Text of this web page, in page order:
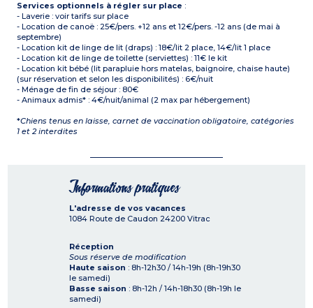
Services optionnels à régler sur place :
- Laverie : voir tarifs sur place
- Location de canoë : 25€/pers. +12 ans et 12€/pers. -12 ans (de mai à
septembre)
- Location kit de linge de lit (draps) : 18€/lit 2 place, 14€/lit 1 place
- Location kit de linge de toilette (serviettes) : 11€ le kit
- Location kit bébé (lit parapluie hors matelas, baignoire, chaise haute)
(sur réservation et selon les disponibilités) : 6€/nuit
- Ménage de fin de séjour : 80€
- Animaux admis* : 4€/nuit/animal (2 max par hébergement)
*Chiens tenus en laisse, carnet de vaccination obligatoire, catégories
1 et 2 interdites
Informations pratiques
L'adresse de vos vacances
1084 Route de Caudon 24200 Vitrac
Réception
Sous réserve de modification
Haute saison : 8h-12h30 / 14h-19h (8h-19h30
le samedi)
Basse saison : 8h-12h / 14h-18h30 (8h-19h le
samedi)